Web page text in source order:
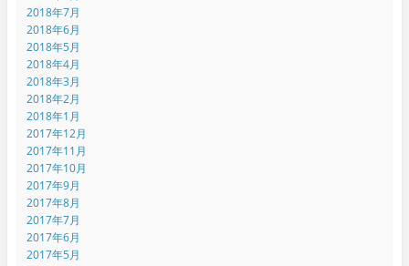
2018年7月
2018年6月
2018年5月
2018年4月
2018年3月
2018年2月
2018年1月
2017年12月
2017年11月
2017年10月
2017年9月
2017年8月
2017年7月
2017年6月
2017年5月